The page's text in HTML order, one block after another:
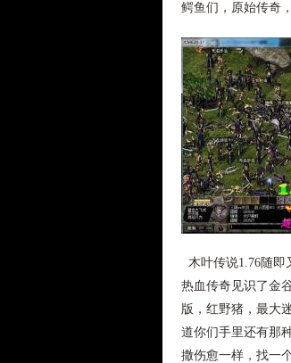
鳄鱼们，原始传奇
木叶传说1.76随
热血传奇见识了金
版，红野猪，最大
道你们手里还有那
撒伤愈一样，找一